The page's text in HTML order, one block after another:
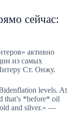
сейчас:
активно
из самых
Ст. Онжу.
levels. At
that’s *before* oil
and silver.» —